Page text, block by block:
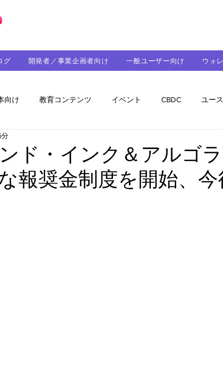
グ 開発者／事業企画者向け 一般ユーザー向け ウォ
向け 教育コンテンツ イベント CBDC ユー
持続可能性 メルマガ 技術開発 ガバナンス
ド・インク＆アルゴ
報奨金制度を開始、
分